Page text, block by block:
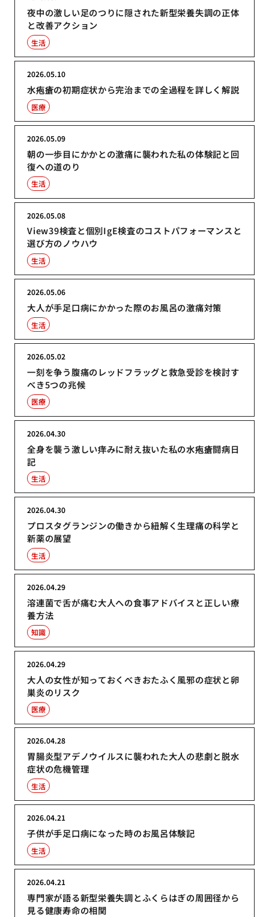
夜中の激しい足のつりに隠された新型栄養失調の正体
と改善アクション
生活
水疱瘡の初期症状から完治までの全過程を詳しく解説
2026.05.10
医療
朝の一歩目にかかとの激痛に襲われた私の体験記と回
復への道のり
2026.05.09
生活
View39検査と個別IgE検査のコストパフォーマンスと
選び方のノウハウ
2026.05.08
生活
大人が手足口病にかかった際のお風呂の激痛対策
2026.05.06
生活
一刻を争う腹痛のレッドフラッグと救急受診を検討す
べき5つの兆候
2026.05.02
医療
全身を襲う激しい痒みに耐え抜いた私の水疱瘡闘病日
記
2026.04.30
生活
プロスタグランジンの働きから紐解く生理痛の科学と
新薬の展望
2026.04.30
生活
溶連菌で舌が痛む大人への食事アドバイスと正しい療
養方法
2026.04.29
知識
大人の女性が知っておくべきおたふく風邪の症状と卵
巣炎のリスク
2026.04.29
医療
胃腸炎型アデノウイルスに襲われた大人の悲劇と脱水
症状の危機管理
2026.04.28
生活
子供が手足口病になった時のお風呂体験記
2026.04.21
生活
専門家が語る新型栄養失調とふくらはぎの周囲径から
見る健康寿命の相関
2026.04.21